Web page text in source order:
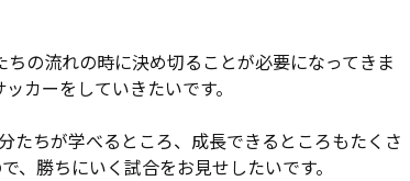
の流れの時に決め切ることが必要になってきま
カーをしていきたいです。
たちが学べるところ、成長できるところもたくさ
、勝ちにいく試合をお見せしたいです。